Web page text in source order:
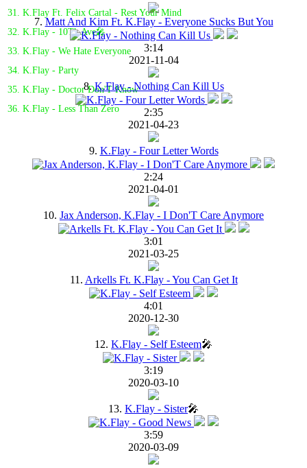
31. K.Flay Ft. Felix Cartal - Rest Your Mind
32. K.Flay - 10Th Ave🎤
33. K.Flay - We Hate Everyone
34. K.Flay - Party
35. K.Flay - Doctor Don'T Know
36. K.Flay - Less Than Zero
7.Matt And Kim Ft. K.Flay - Everyone Sucks But You
3:14
2021-11-04
8.K.Flay - Nothing Can Kill Us
2:35
2021-04-23
9. K.Flay - Four Letter Words
2:24
2021-04-01
10. Jax Anderson, K.Flay - I Don'T Care Anymore
3:01
2021-03-25
11. Arkells Ft. K.Flay - You Can Get It
4:01
2020-12-30
12. K.Flay - Self Esteem🎤
3:19
2020-03-10
13. K.Flay - Sister🎤
3:59
2020-03-09